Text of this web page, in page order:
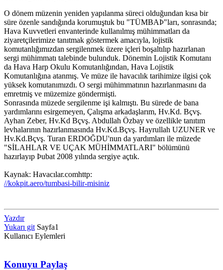
O dönem müzenin yeniden yapılanma süreci olduğundan kısa bir
süre özenle sandığında korumuştuk bu "TÜMBAÞ"ları, sonrasında;
Hava Kuvvetleri envanterinde kullanılmış mühimmatları da
ziyaretçilerimize tanıtmak göstermek amacıyla, lojistik
komutanlığımızdan sergilenmek üzere içleri boşaltılıp hazırlanan
sergi mühimmatı talebinde bulunduk. Dönemin Lojistik Komutanı
da Hava Harp Okulu Komutanlığından, Hava Lojistik
Komutanlığına atanmış. Ve müze ile havacılık tarihimize ilgisi çok
yüksek komutanımızdı. O sergi mühimmatının hazırlanmasını da
emretmiş ve müzemize göndermişti.
Sonrasında müzede sergilenme işi kalmıştı. Bu sürede de bana
yardımlarını esirgemeyen, Çalışma arkadaşlarım, Hv.Kd. Bçvş.
Ayhan Zeber, Hv.Kd Bçvş. Abdullah Özbay ve özellikle tanıtım
levhalarının hazırlanmasında Hv.Kd.Bçvş. Hayrullah UZUNER ve
Hv.Kd.Bçvş. Turan ERDOĞDU'nun da yardımları ile müzede
"SİLAHLAR VE UÇAK MÜHİMMATLARI" bölümünü
hazırlayıp Þubat 2008 yılında sergiye açtık.
Kaynak: Havacılar.comhttp:
//kokpit.aero/tumbasi-bilir-misiniz
Yazdır
Yukarı git Sayfa1
Kullanıcı Eylemleri
Konuyu Paylaş